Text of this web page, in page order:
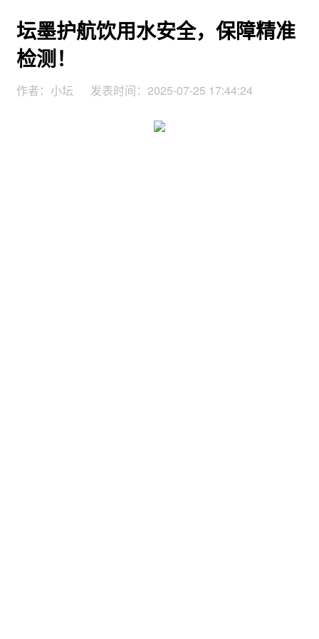
坛墨护航饮用水安全，保障精准
检测！
作者：小坛 发表时间：2025-07-25 17:44:24